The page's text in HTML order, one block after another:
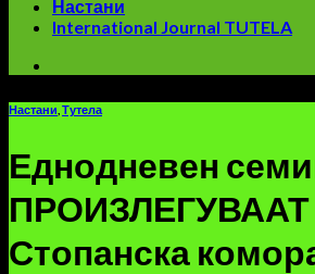
Настани
International Journal TUTELA
Настани Тутела
Еднодневен
ПРОИЗЛЕГУВААТ
Стопанска